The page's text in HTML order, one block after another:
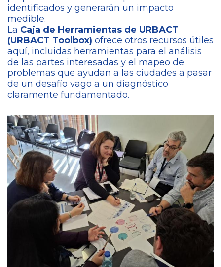
identificados y generarán un impacto
medible.
La Caja de Herramientas de URBACT
(URBACT Toolbox) ofrece otros recursos útiles
aquí, incluidas herramientas para el análisis
de las partes interesadas y el mapeo de
problemas que ayudan a las ciudades a pasar
de un desafío vago a un diagnóstico
claramente fundamentado.